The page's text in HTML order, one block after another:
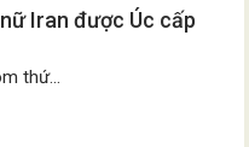
Iran được Úc cấp
thứ...